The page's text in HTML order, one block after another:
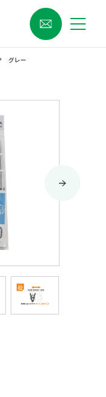
グレー